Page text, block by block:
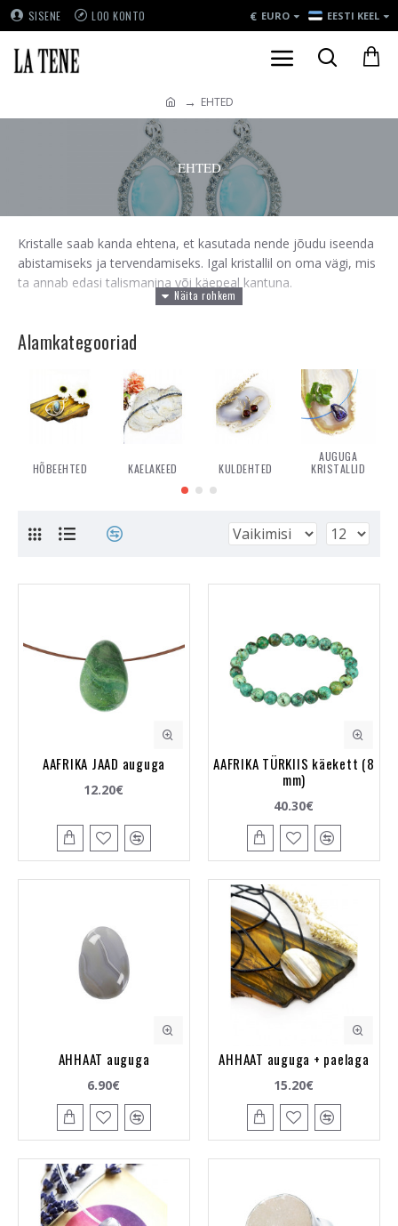
SISENE LOO KONTO € EURO EESTI KEEL
EHTED
EHTED
Kristalle saab kanda ehtena, et kasutada nende jõudu iseenda
abistamiseks ja tervendamiseks. Igal kristallil on oma vägi, mis
ta annab edasi talismanina või käepeal kantuna.
ajalt puhastada ning laadida, et tõsta
nende energia taset. Selleks soovitame paar korda kuus kristall
ehet voolava vee all puhastada või korra kuus Täiskuu ajal ning
igal öösel ehe viia Kuuvalgele Ametüst või Kvarts geoodi peale
laadima.
Alamkategooriad
HÕBEEHTED KAELAKEED KULDEHTED
AUGUGA
KRISTALLID
AAFRIKA JAAD auguga
12.20€
AAFRIKA TÜRKIIS käekett (8
mm)
40.30€
AHHAAT auguga
6.90€
AHHAAT auguga + paelaga
15.20€